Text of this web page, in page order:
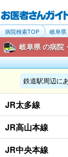
病院検索TOP 岐阜県
岐阜県 の病院
鉄道駅周辺に
JR太多線
JR高山本線
JR中央本線